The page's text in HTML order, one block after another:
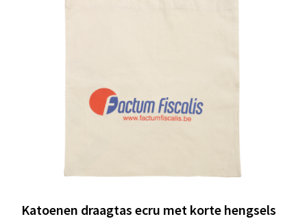
Katoenen draagtas ecru met korte hengsels